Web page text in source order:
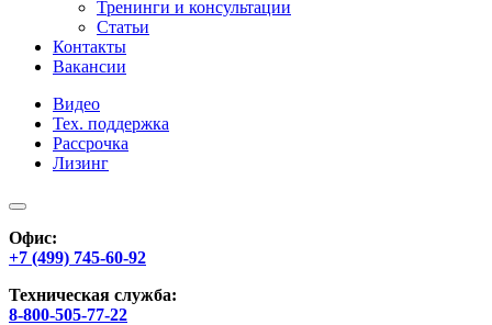
Тренинги и консультации
Статьи
Контакты
Вакансии
Видео
Тех. поддержка
Рассрочка
Лизинг
Офис:
+7 (499) 745-60-92
Техническая служба:
8-800-505-77-22